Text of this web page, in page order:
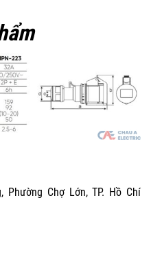
Phường Chợ Lớn, TP. Hồ Chí